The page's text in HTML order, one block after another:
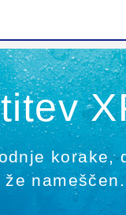
nameščen.